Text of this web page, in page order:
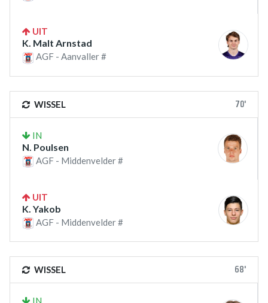
UIT
K. Malt Arnstad
AGF - Aanvaller #
WISSEL 70'
IN
N. Poulsen
AGF - Middenvelder #
UIT
K. Yakob
AGF - Middenvelder #
WISSEL 68'
IN